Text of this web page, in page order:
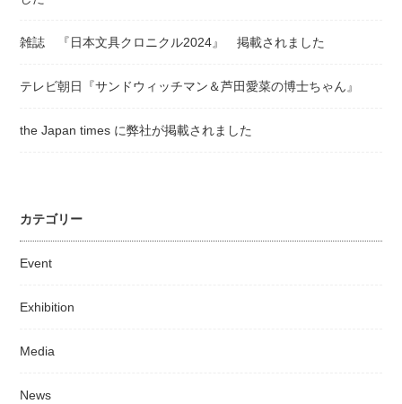
雑誌 『日本文具クロニクル2024』 掲載されました
テレビ朝日『サンドウィッチマン＆芦田愛菜の博士ちゃん』
the Japan times に弊社が掲載されました
カテゴリー
Event
Exhibition
Media
News